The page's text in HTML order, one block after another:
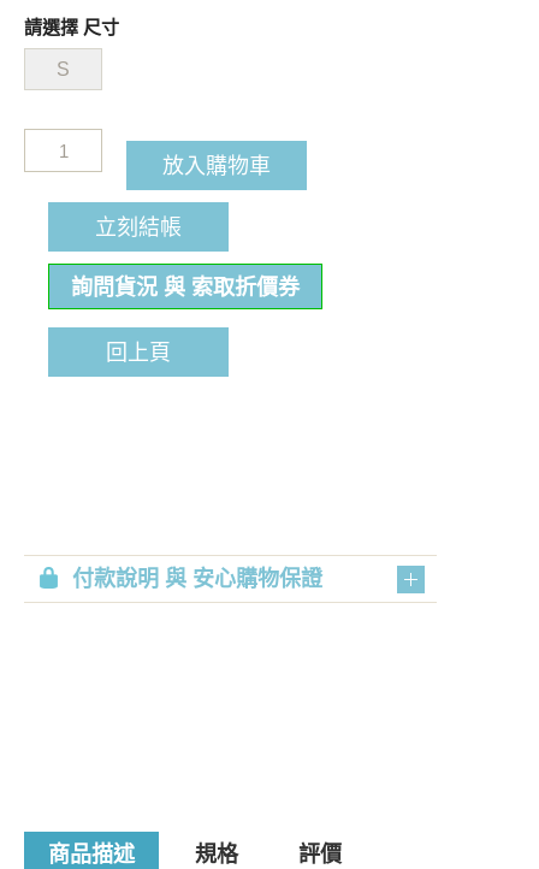
請選擇 尺寸
S
放入購物車
立刻結帳
詢問貨況 與 索取折價券
回上頁
付款說明 與 安心購物保證
商品描述 規格 評價